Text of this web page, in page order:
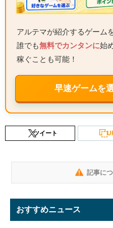
アルテマが紹介するゲーム
誰でも無料でカンタンに始
稼ぐことも可能！
早速ゲームを
ツイート
記事に
おすすめニュース